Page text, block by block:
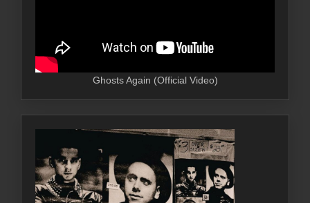
Ghosts Again (Official Video)